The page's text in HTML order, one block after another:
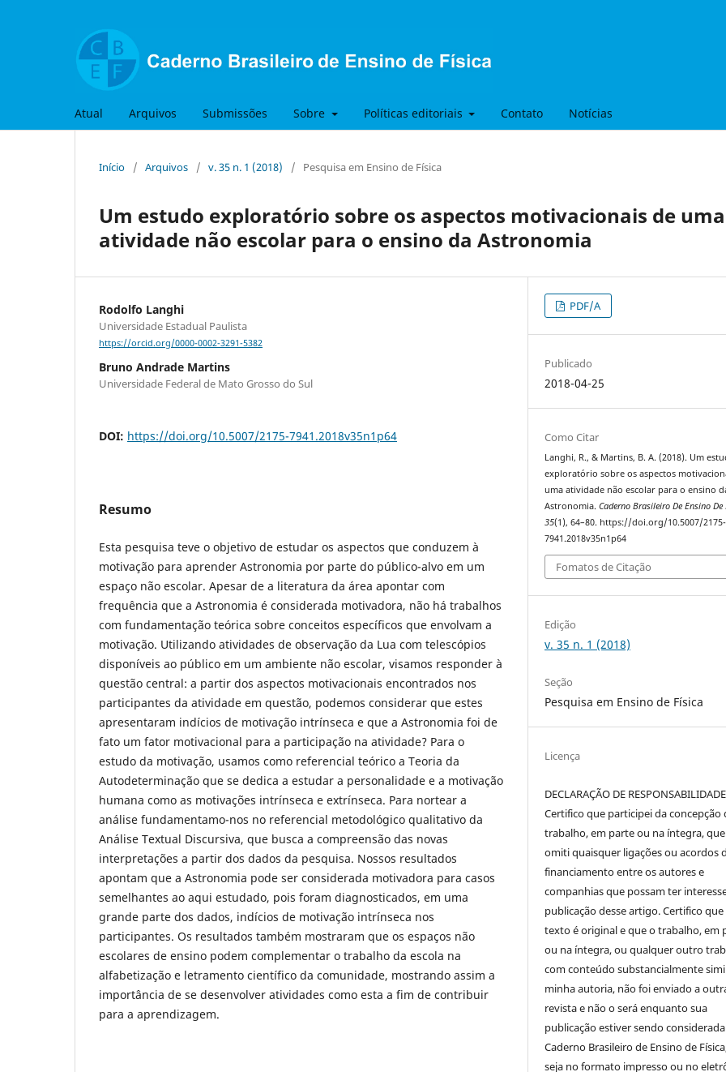
Atual Arquivos Submissões Sobre Políticas editoriais Contato Notícias
Início / Arquivos / v. 35 n. 1 (2018) / Pesquisa em Ensino de Física
Um estudo exploratório sobre os aspectos motivacionais de uma
atividade não escolar para o ensino da Astronomia
Rodolfo Langhi
Universidade Estadual Paulista
https://orcid.org/0000-0002-3291-5382
Bruno Andrade Martins
Universidade Federal de Mato Grosso do Sul
DOI: https://doi.org/10.5007/2175-7941.2018v35n1p64
Resumo
Esta pesquisa teve o objetivo de estudar os aspectos que conduzem à
motivação para aprender Astronomia por parte do público-alvo em um
espaço não escolar. Apesar de a literatura da área apontar com
frequência que a Astronomia é considerada motivadora, não há trabalhos
com fundamentação teórica sobre conceitos específicos que envolvam a
motivação. Utilizando atividades de observação da Lua com telescópios
disponíveis ao público em um ambiente não escolar, visamos responder à
questão central: a partir dos aspectos motivacionais encontrados nos
participantes da atividade em questão, podemos considerar que estes
apresentaram indícios de motivação intrínseca e que a Astronomia foi de
fato um fator motivacional para a participação na atividade? Para o
estudo da motivação, usamos como referencial teórico a Teoria da
Autodeterminação que se dedica a estudar a personalidade e a motivação
humana como as motivações intrínseca e extrínseca. Para nortear a
análise fundamentamo-nos no referencial metodológico qualitativo da
Análise Textual Discursiva, que busca a compreensão das novas
interpretações a partir dos dados da pesquisa. Nossos resultados
apontam que a Astronomia pode ser considerada motivadora para casos
semelhantes ao aqui estudado, pois foram diagnosticados, em uma
grande parte dos dados, indícios de motivação intrínseca nos
participantes. Os resultados também mostraram que os espaços não
escolares de ensino podem complementar o trabalho da escola na
alfabetização e letramento científico da comunidade, mostrando assim a
importância de se desenvolver atividades como esta a fim de contribuir
para a aprendizagem.
PDF/A
Publicado
2018-04-25
Como Citar
Langhi, R., & Martins, B. A. (2018). Um
exploratório sobre os aspectos
uma atividade não escolar para o ensino
Astronomia.Caderno Brasileiro De Ensino De
35(1), 64–80. https://doi.org/10.5007/2175-
7941.2018v35n1p64
Fomatos de Citação
Edição
v. 35 n. 1 (2018)
Seção
Pesquisa em Ensino de Física
Licença
DECLARAÇÃO DE RESPONSABILIDADE
Certifico que participei da concepção
trabalho, em parte ou na íntegra,
omiti quaisquer ligações ou acordos
financiamento entre os autores e
companhias que possam ter
publicação desse artigo. Certifico que
texto é original e que o trabalho, em
ou na íntegra, ou qualquer outro
com conteúdo substancialmente
minha autoria, não foi enviado a
revista e não o será enquanto sua
publicação estiver sendo
Caderno Brasileiro de Ensino de
seja no formato impresso ou no